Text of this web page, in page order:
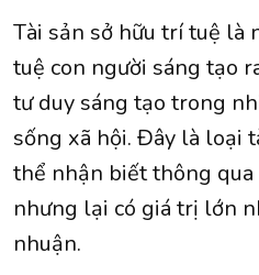
Tài sản sở hữu trí tuệ là
tuệ con người sáng tạo
tư duy sáng tạo trong
sống xã hội. Đây là loại
thể nhận biết thông qua
nhưng lại có giá trị lớn
nhuận.